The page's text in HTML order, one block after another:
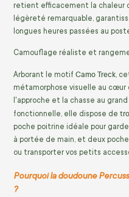
retient efficacement la chaleur
légèreté remarquable,
longues heures passées au
Camouflage réaliste et
Arborant le motif Camo Treck ,
métamorphose visuelle au
l'approche et la chasse au
fonctionnelle, elle dispose de
poche poitrine idéale pour
à portée de main, et deux
ou transporter vos petits
Pourquoi la doudoune
?